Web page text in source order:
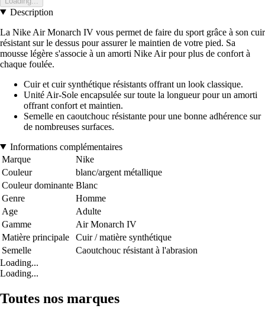
Description
La Nike Air Monarch IV vous permet de faire du sport grâce à son cuir
résistant sur le dessus pour assurer le maintien de votre pied. Sa
mousse légère s'associe à un amorti Nike Air pour plus de confort à
chaque foulée.
Cuir et cuir synthétique résistants offrant un look classique.
Unité Air-Sole encapsulée sur toute la longueur pour un amorti
offrant confort et maintien.
Semelle en caoutchouc résistante pour une bonne adhérence sur
de nombreuses surfaces.
Informations complémentaires
Marque
Nike
Couleur
blanc/argent métallique
Couleur dominante Blanc
Genre
Homme
Age
Adulte
Gamme
Air Monarch IV
Matière principale
Cuir / matière synthétique
Semelle
Caoutchouc résistant à l'abrasion
Loading...
Loading...
Toutes nos marques